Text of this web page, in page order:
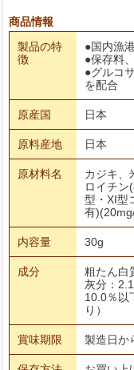
商品情報
製品の特
徴
●国内漁
●保存料
●グルコ
を配合
原産国 日本
原料産地 日本
原材料名
カジキ、
ロイチ
型・XI型
有
内容量 30g
成分
粗たん白
灰分：
10.0％以
り）
賞味期限 製造日か